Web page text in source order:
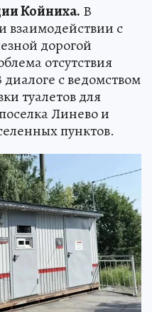
Койниха. В
взаимодействии с
дорогой
отсутствия
с ведомством
туалетов для
Линево и
пунктов.